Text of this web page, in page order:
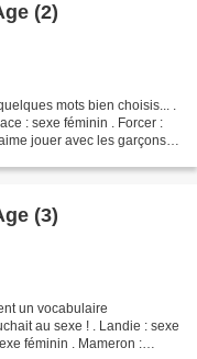
(2)
mots bien choisis... .
: sexe féminin . Forcer :
jouer avec les garçons,
Les mots du sexe au Moyen-Age (3)
un vocabulaire
au sexe ! . Landie : sexe
féminin . Mameron :